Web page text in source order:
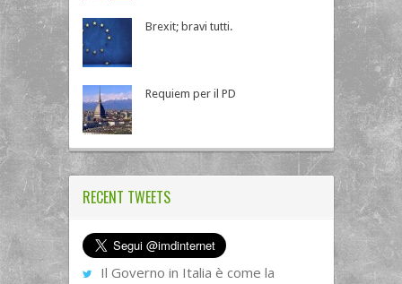
Brexit; bravi tutti.
Requiem per il PD
RECENT TWEETS
Il Governo in Italia è come la